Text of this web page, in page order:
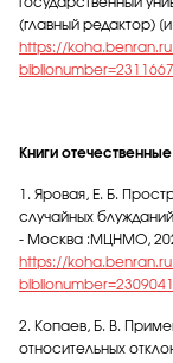
(главный редактор)
https://
biblionumber=2311667
Книги отечественные
1. Яровая, Е. Б.
случайных
- Москва :МЦНМО,
https://
biblionumber=2309041
2. Копаев, Б. В.
относительных